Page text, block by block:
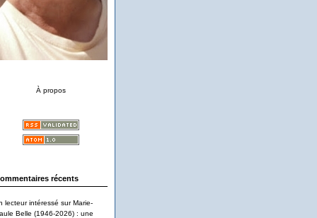
À propos
récents
lecteur intéressé surMarie-
Belle (1946-2026) : une